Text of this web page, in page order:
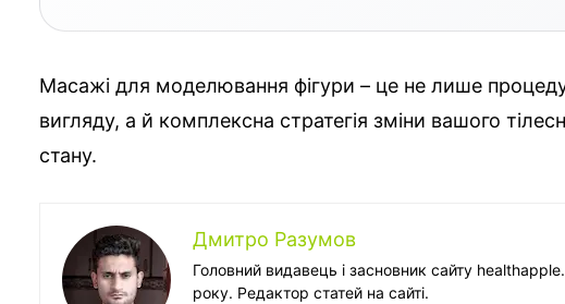
Масажі для моделювання фігури – це не лише
вигляду, а й комплексна стратегія зміни вашого
стану.
Дмитро Разумов
Головний видавець і засновник сайту
року. Редактор статей на сайті.